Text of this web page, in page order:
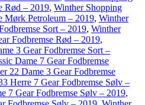
Rød – 2019, Winther Shopping
Mørk Petroleum – 2019, Winther
Sort – 2019, Winther
Fodbremse Rød – 2019,
3 Gear Fodbremse Sort –
Dame 7 Gear Fodbremse
22 Dame 3 Gear Fodbremse
Herre 7 Gear Fodbremse Sølv –
7 Gear Fodbremse Sølv – 2019,